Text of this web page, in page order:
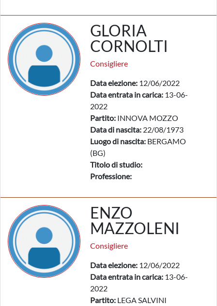
GLORIA
CORNOLTI
Consigliere
Data elezione: 12/06/2022
Data entrata in carica: 13-06-
2022
Partito: INNOVA MOZZO
Data di nascita: 22/08/1973
Luogo di nascita: BERGAMO
(BG)
Titolo di studio:
Professione:
ENZO
MAZZOLENI
Consigliere
Data elezione: 12/06/2022
Data entrata in carica: 13-06-
2022
Partito: LEGA SALVINI